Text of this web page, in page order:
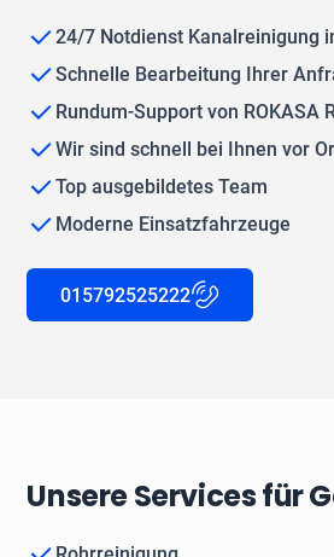
24/7 Notdienst Kanalreinigung
Schnelle Bearbeitung Ihrer
Rundum-Support von ROKASA
Wir sind schnell bei Ihnen vor
Top ausgebildetes Team
Moderne Einsatzfahrzeuge
015792525222
Unsere Services für